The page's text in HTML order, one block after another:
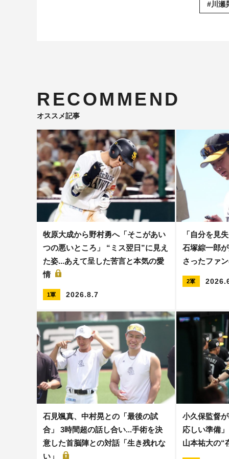
#川瀬
RECOMMEND
オススメ記事
牧原大成から野村勇へ「そこがあい
つの悪いところ」 “ミス翌日”に見え
た姿...あえて呈した苦言と本気の愛
情
1軍 2026.8.7
「自分を見
石塚綜一郎
さったファ
2軍
石見颯真、中村晃との「最後の試
合」 3時間超の話し合い...手術を決
意した首脳陣との対話「生き残れな
い」
小久保監督
応しい準備
山本祐大の“